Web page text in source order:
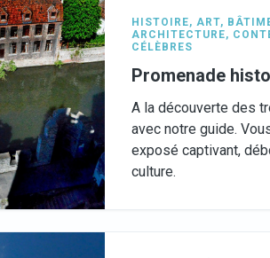
HISTOIRE, ART,
ARCHITECTURE,
CÉLÈBRES
Promenade
A la découverte des
avec notre guide.
exposé captivant,
culture.